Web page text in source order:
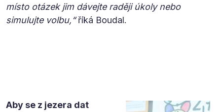
místo otázek jim dávejte raději úkoly nebo
simulujte volbu,“říká Boudal.
Aby se z jezera dat